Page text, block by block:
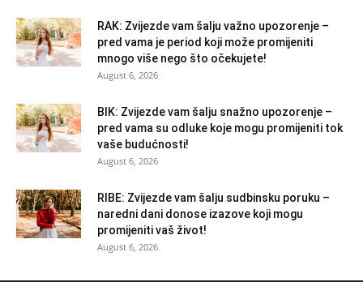
RAK: Zvijezde vam šalju važno upozorenje –
pred vama je period koji može promijeniti
mnogo više nego što očekujete!
August 6, 2026
BIK: Zvijezde vam šalju snažno upozorenje –
pred vama su odluke koje mogu promijeniti tok
vaše budućnosti!
August 6, 2026
RIBE: Zvijezde vam šalju sudbinsku poruku –
naredni dani donose izazove koji mogu
promijeniti vaš život!
August 6, 2026